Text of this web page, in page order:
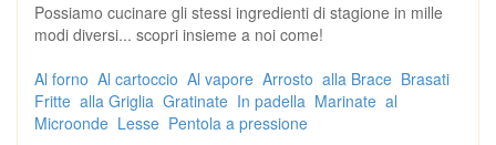
Possiamo cucinare gli stessi ingredienti di stagione in mille
modi diversi... scopri insieme a noi come!
Al forno Al cartoccio Al vapore Arrosto alla Brace Brasati
Fritte alla Griglia Gratinate In padella Marinate al
Microonde Lesse Pentola a pressione